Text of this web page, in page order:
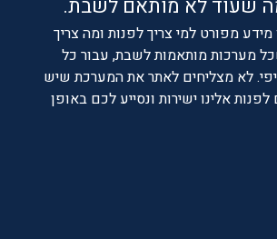
שעוד לא מותאם לשבת.
מפורט למי צריך לפנות ומה צריך
מערכות מותאמות לשבת, עבור כל
לא מצליחים לאתר את המערכת שיש
אלינו ישירות ונסייע לכם באופן